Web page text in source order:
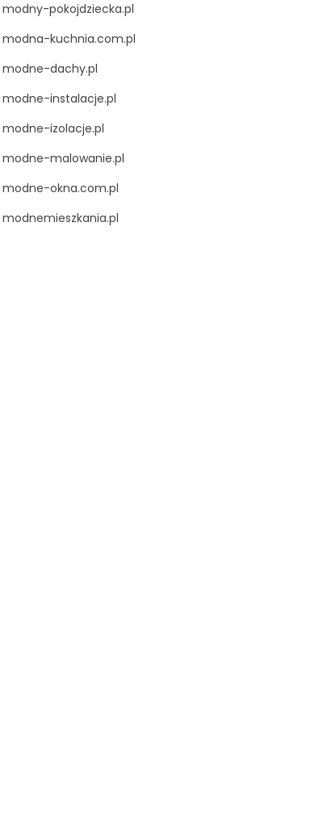
modny-pokojdziecka.pl
modna-kuchnia.com.pl
modne-dachy.pl
modne-instalacje.pl
modne-izolacje.pl
modne-malowanie.pl
modne-okna.com.pl
modnemieszkania.pl